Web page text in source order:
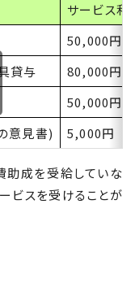
サービス
50,000円(
貸与
80,000円(
50,000円
意見書) 5,000円
成を受給していな
ビスを受けることが